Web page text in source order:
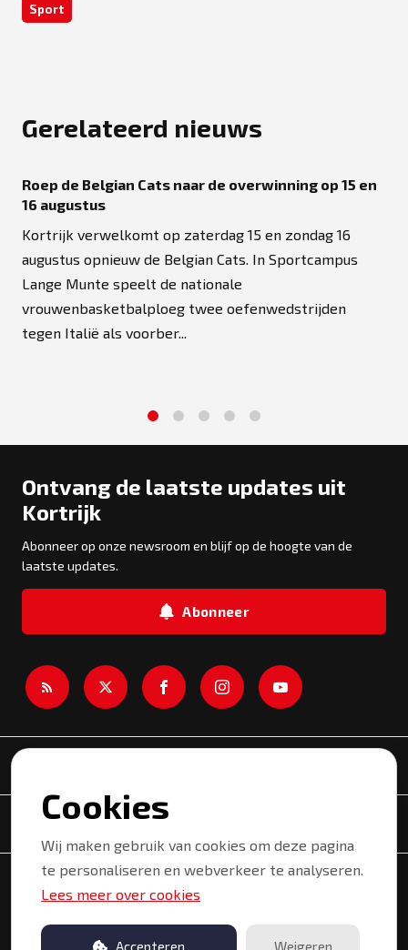
Sport
Gerelateerd nieuws
Roep de Belgian Cats naar de overwinning op 15 en
16 augustus
Kortrijk verwelkomt op zaterdag 15 en zondag 16
augustus opnieuw de Belgian Cats. In Sportcampus
Lange Munte speelt de nationale
vrouwenbasketbalploeg twee oefenwedstrijden
tegen Italië als voorber...
Ontvang de laatste updates uit
Kortrijk
Abonneer op onze newsroom en blijf op de hoogte van de
laatste updates.
Abonneer
Onderwerpen
Copyright © 2026 Kortrijk. Alle rechten voorbehouden.
Privacyverklaring Gebruiksvoorwaarden
Cookies
Wij maken gebruik van cookies om deze pagina
te personaliseren en webverkeer te analyseren.
Lees meer over cookies
Accepteren Weigeren